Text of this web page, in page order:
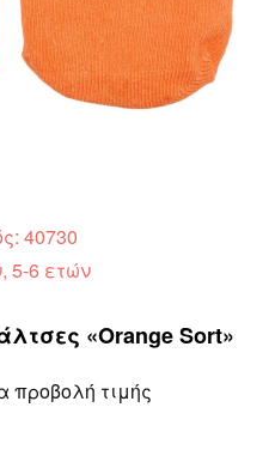
40730
5-6 ετών
«Orange Sort»
προβολή τιμής